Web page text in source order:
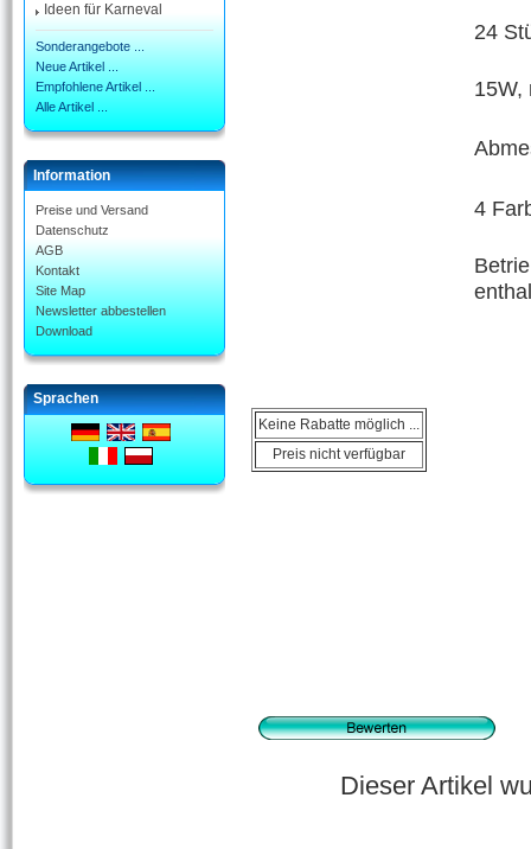
Ideen für Karneval
Sonderangebote ...
Neue Artikel ...
Empfohlene Artikel ...
Alle Artikel ...
Information
Preise und Versand
Datenschutz
AGB
Kontakt
Site Map
Newsletter abbestellen
Download
Sprachen
24
15W,
4
Keine Rabatte möglich ...
Preis nicht verfügbar
Dieser Artikel